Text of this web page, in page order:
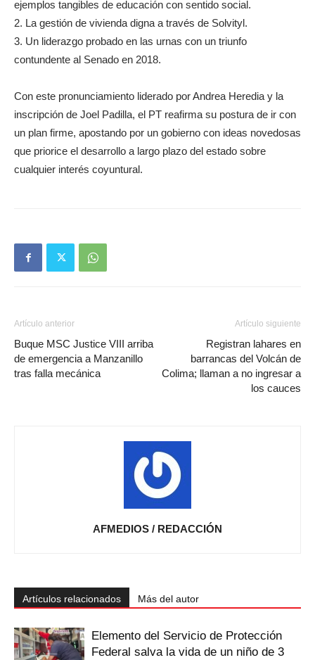
ejemplos tangibles de educación con sentido social.
2. La gestión de vivienda digna a través de Solvityl.
3. Un liderazgo probado en las urnas con un triunfo
contundente al Senado en 2018.
Con este pronunciamiento liderado por Andrea Heredia y la
inscripción de Joel Padilla, el PT reafirma su postura de ir con
un plan firme, apostando por un gobierno con ideas novedosas
que priorice el desarrollo a largo plazo del estado sobre
cualquier interés coyuntural.
Artículo anterior
Buque MSC Justice VIII arriba
de emergencia a Manzanillo
tras falla mecánica
Artículo siguiente
Registran lahares en
barrancas del Volcán de
Colima; llaman a no ingresar a
los cauces
AFMEDIOS / REDACCIÓN
Artículos relacionados Más del autor
Elemento del Servicio de Protección
Federal salva la vida de un niño de 3